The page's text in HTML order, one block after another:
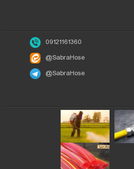
09121161360
@SabraHose
@SabraHose